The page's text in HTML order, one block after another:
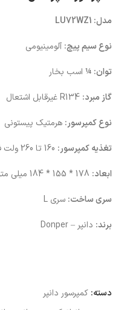
مدل: LU72WZ1
نوع سیم پیچ: آلومینیومی
توان: ¼ اسب بخار
گاز مبرد:
نوع کمپرسور: هرمتیک پیستونی
تغذیه کمپرسور:
ابعاد:
سری ساخت: سری L
برند: دانپر – Donper
دسته: کمپرسور دانپر